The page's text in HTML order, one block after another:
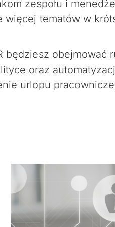
zespołu i
więcej tematów w
będziesz obejmować
oraz
urlopu